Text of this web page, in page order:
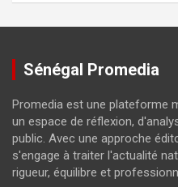
Sénégal Promedia
Promedia est une plateforme
un espace de réflexion,
public. Avec une approche
s'engage à traiter l'actualité
rigueur, équilibre et